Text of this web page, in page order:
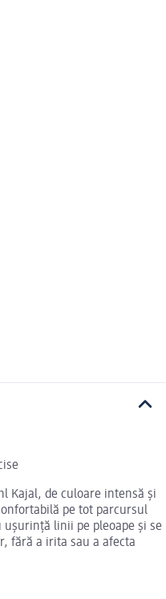
Kajal, de culoare intensă și
pe tot parcursul
ușurință linii pe pleoape și se
fără a irita sau a afecta